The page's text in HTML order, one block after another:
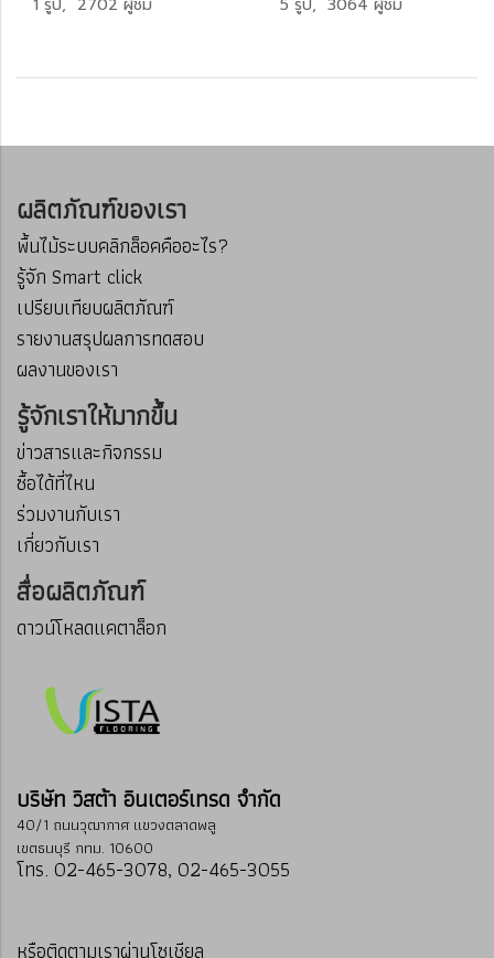
1 รูป, 2702 ผู้ชม 5 รูป, 3064 ผู้ชม
ผลิตภัณฑ์ของเรา
พื้นไม้ระบบคลิกล็อคคืออะไร?
รู้จัก Smart click
เปรียบเทียบผลิตภัณฑ์
รายงานสรุปผลการทดสอบ
ผลงานของเรา
รู้จักเราให้มากขึ้น
ข่าวสารและกิจกรรม
ซื้อได้ที่ไหน
ร่วมงานกับเรา
เกี่ยวกับเรา
สื่อผลิตภัณฑ์
ดาวน์โหลดแคตาล็อก
บริษัท วิสต้า อินเตอร์เทรด จำกัด
40/1 ถนนวุฒากาศ แขวงตลาดพลู
เขตธนบุรี กทม. 10600
โทร. 02-465-3078, 02-465-3055
หรือติดตามเราผ่านโซเชียล